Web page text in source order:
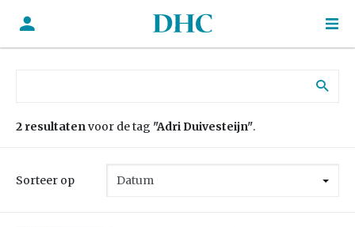
2 resultatenvoor de tag "Adri Duivesteijn".
Sorteer op